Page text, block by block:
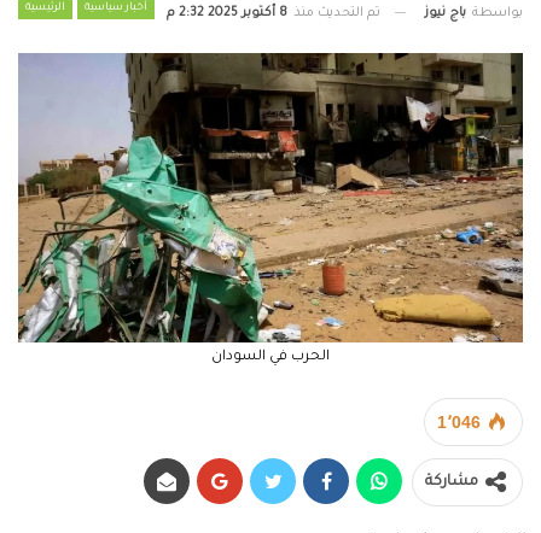
أخبار سياسية الرئيسية بواسطة باج نيوز تم التحديث منذ 8 أكتوبر 2025 2:32 م
الحرب في السودان
1٬046
مشاركة